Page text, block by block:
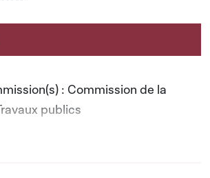
: Commission de la
publics
du rapport de commission : 20-
servant à afficher ou cacher tous les